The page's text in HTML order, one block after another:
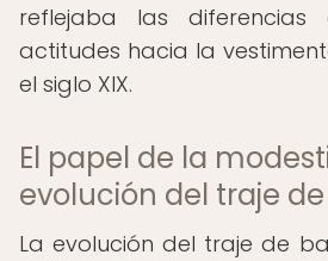
reflejaba las
actitudes hacia la
el siglo XIX.
El papel de la
evolución del traje
La evolución del traje de